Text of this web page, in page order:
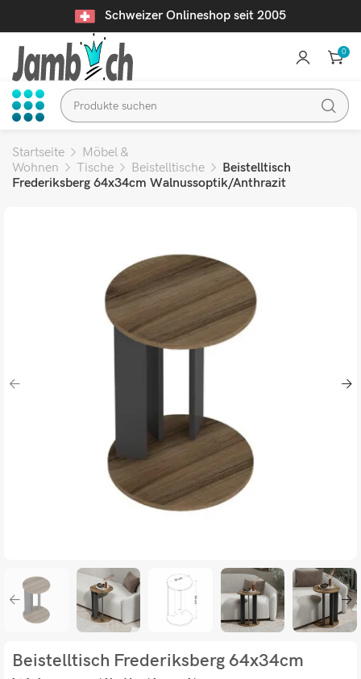
Schweizer Onlineshop seit 2005
0
Startseite
Möbel &
Wohnen
Tische Beistelltische
Beistelltisch
Frederiksberg 64x34cm Walnussoptik/Anthrazit
Beistelltisch Frederiksberg 64x34cm